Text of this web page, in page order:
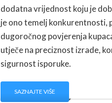
dodatna vrijednost koju je
je ono temelj konkurentnosti,
dugoročnog povjerenja
utječe na preciznost izrade,
sigurnost isporuke.
SAZNAJTE VIŠE